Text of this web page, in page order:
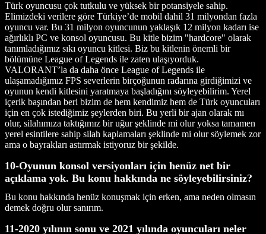
Türk oyuncusu çok tutkulu ve yüksek bir potansiyele sahip.
Elimizdeki verilere göre Türkiye’de mobil dahil 31 milyondan fazla
oyuncu var. Bu 31 milyon oyuncunun yaklaşık 12 milyon kadarı ise
ağırlıklı PC ve konsol oyuncusu. Bu kitle bizim "hardcore" olarak
tanımladığımız sıkı oyuncu kitlesi. Biz bu kitlenin önemli bir
bölümüne League of Legends ile zaten ulaşıyorduk.
VALORANT’la da daha önce League of Legends ile
ulaşamadığımız FPS severlerin birçoğunun radarına girdiğimizi ve
oyunun kendi kitlesini yaratmaya başladığını söyleyebilirim. Yerel
içerik başından beri bizim de hem kendimiz hem de Türk oyuncuları
için en çok istediğimiz şeylerden biri. Bu yerli bir ajan olarak mı
olur, silahımıza taktığımız bir uğur şeklinde mi olur yoksa tamamen
yerel esintilere sahip silah kaplamaları şeklinde mi olur söylemek zor
ama o bayrakları astırmak istiyoruz bir şekilde.
10-Oyunun konsol versiyonları için henüz net bir
açıklama yok. Bu konu hakkında ne söyleyebilirsiniz?
Bu konu hakkında henüz konuşmak için erken, ama neden olmasın
demek doğru olur sanırım.
11-2020 yılının sonu ve 2021 yılında oyuncuları neler